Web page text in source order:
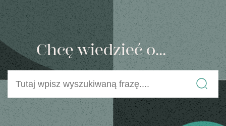
Chcę wiedzieć o...